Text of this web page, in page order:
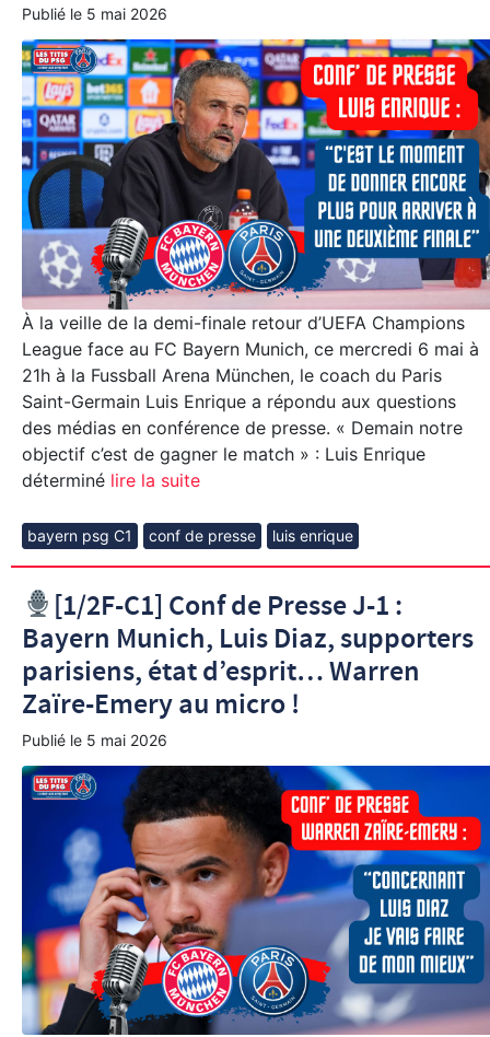
Publié le 5 mai 2026
À la veille de la demi-finale retour d’UEFA Champions
League face au FC Bayern Munich, ce mercredi 6 mai à
21h à la Fussball Arena München, le coach du Paris
Saint-Germain Luis Enrique a répondu aux questions
des médias en conférence de presse. « Demain notre
objectif c’est de gagner le match » : Luis Enrique
déterminé lire la suite
bayern psg C1 conf de presse luis enrique
[1/2F-C1] Conf de Presse J-1 :
Bayern Munich, Luis Diaz, supporters
parisiens, état d’esprit… Warren
Zaïre-Emery au micro !
Publié le 5 mai 2026